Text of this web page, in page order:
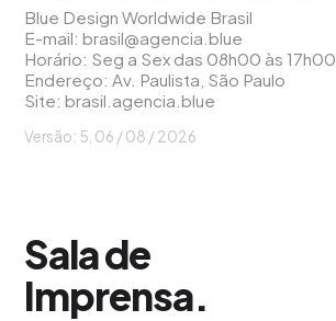
Blue Design Worldwide Brasil
E-mail:brasil@agencia.blue
Horário: Seg a Sex das 08h00 às 17h00
Endereço: Av. Paulista, São Paulo
Site:brasil.agencia.blue
Versão: 5, 06 / 08 / 2026
Sala de
Imprensa.